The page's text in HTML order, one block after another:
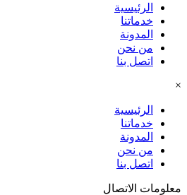
الرئيسية
خدماتنا
المدونة
من نحن
اتصل بنا
×
الرئيسية
خدماتنا
المدونة
من نحن
اتصل بنا
معلومات الاتصال